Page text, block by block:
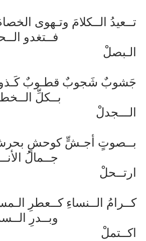
تــعيدُ الــكلامَ وتـهوى
فــتغدو
الـبصلْ
جَشوبٌ شَجوبٌ قطـوبٌ
بــكلِّ الــخطـوبِ
الـــجدلْ
بــصوتٍ أجـشٍّ كوحشٍ
جــمالُ الأنــوثةِ
ارتــحلْ
كــرامُ الــنساءِ كــعطرِ
وبــدرِ الــسماءِ
اكــتملْ